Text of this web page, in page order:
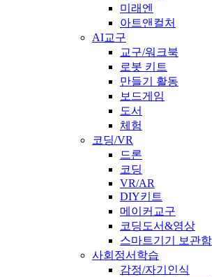
미래엔
아트앤컬처
AI교구
교구/워크북
로봇 키트
만들기 활동
보드게임
도서
체험
코딩/VR
드론
코딩
VR/AR
DIY키트
메이커교구
코딩도서&영상
스마트기기 보관함
사회정서학습
감정/자기인식